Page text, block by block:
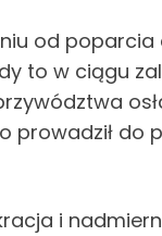
od
to w ciągu
prowadził do
i